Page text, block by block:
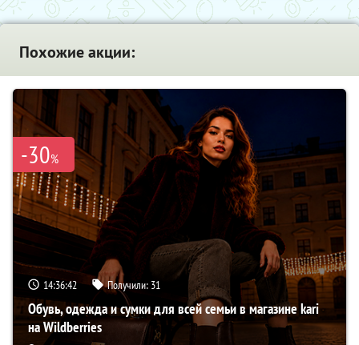
Похожие акции:
-30%
14:36:41 Получили: 31
Обувь, одежда и сумки для всей семьи в магазине kari
на Wildberries